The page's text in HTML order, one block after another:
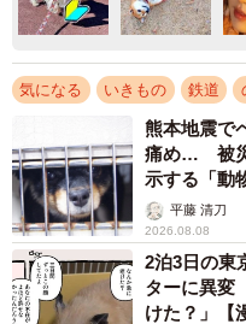
気になる いきもの 鉄道
熊本地震で
痛め… 被災
示する「動
平藤 清刀
2026.08.08
2泊3日の東
ターに異変
けた？」【